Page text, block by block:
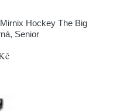
Hockey The Big
Senior